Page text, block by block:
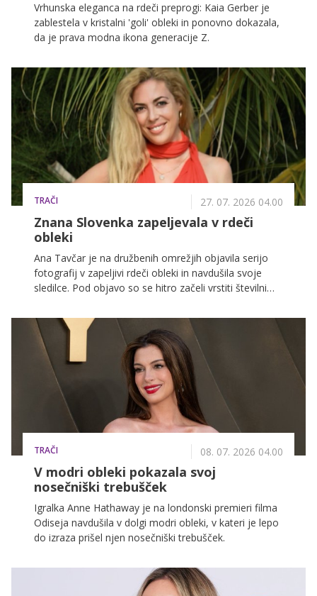
Vrhunska eleganca na rdeči preprogi: Kaia Gerber je
zablestela v kristalni 'goli' obleki in ponovno dokazala,
da je prava modna ikona generacije Z.
TRAČI 27. 07. 2026 04.00
Znana Slovenka zapeljevala v rdeči
obleki
Ana Tavčar je na družbenih omrežjih objavila serijo
fotografij v zapeljivi rdeči obleki in navdušila svoje
sledilce. Pod objavo so se hitro začeli vrstiti številni
naravnost osupljivo.
TRAČI 08. 07. 2026 04.00
V modri obleki pokazala svoj
nosečniški trebušček
Igralka Anne Hathaway je na londonski premieri filma
Odiseja navdušila v dolgi modri obleki, v kateri je lepo
do izraza prišel njen nosečniški trebušček.